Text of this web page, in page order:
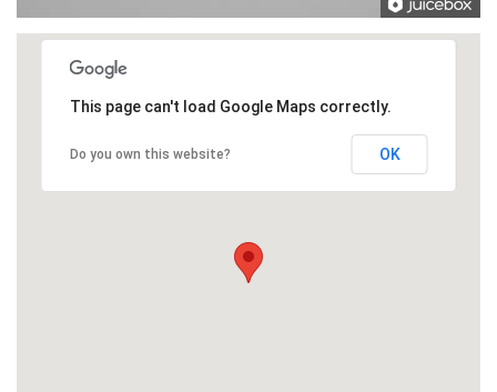
This page can't load Google Maps correctly.
Do you own this website? OK